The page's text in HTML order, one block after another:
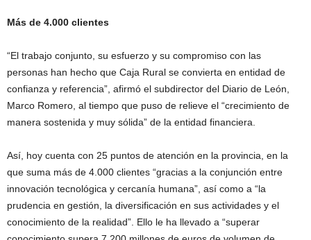
Más de 4.000 clientes
“El trabajo conjunto, su esfuerzo y su compromiso con las
personas han hecho que Caja Rural se convierta en entidad de
confianza y referencia”, afirmó el subdirector del Diario de León,
Marco Romero, al tiempo que puso de relieve el “crecimiento de
manera sostenida y muy sólida” de la entidad financiera.
Así, hoy cuenta con 25 puntos de atención en la provincia, en la
que suma más de 4.000 clientes “gracias a la conjunción entre
innovación tecnológica y cercanía humana”, así como a “la
prudencia en gestión, la diversificación en sus actividades y el
conocimiento de la realidad”. Ello le ha llevado a “superar